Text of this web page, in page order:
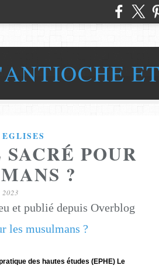
POUR
?
2023
et publié depuis Overblog
des hautes études (EPHE) Le